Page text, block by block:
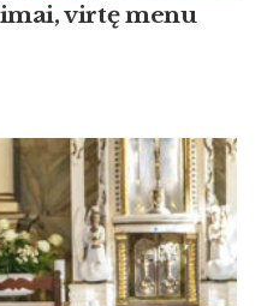
virtę menu